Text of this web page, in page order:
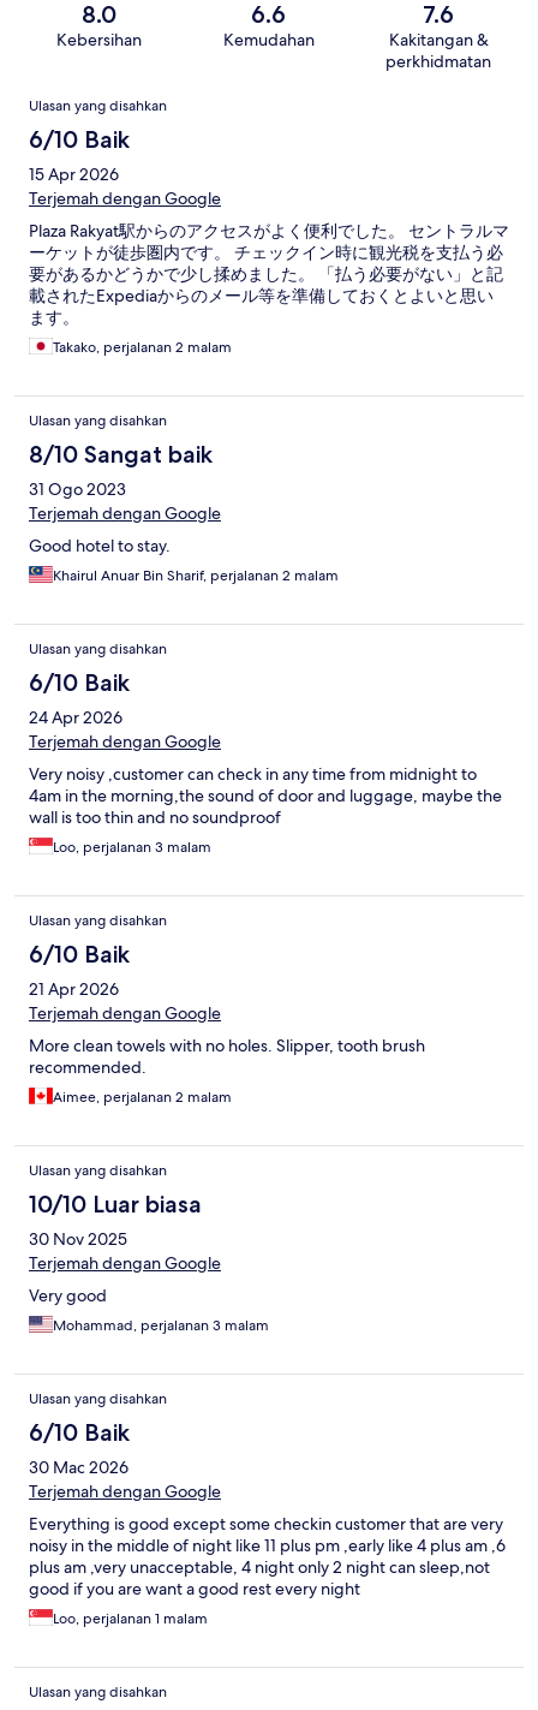
8.0
Kebersihan
6.6
Kemudahan
7.6
Kakitangan &
perkhidmatan
Ulasan
Ulasan yang disahkan
6/10 Baik
15 Apr 2026
Terjemah dengan Google
Plaza Rakyat駅からのアクセスがよく便利でした。 セントラルマ
ーケットが徒歩圏内です。 チェックイン時に観光税を支払う必
要があるかどうかで少し揉めました。 「払う必要がない」と記
載されたExpediaからのメール等を準備しておくとよいと思い
ます。
Takako, perjalanan 2 malam
Ulasan yang disahkan
8/10 Sangat baik
31 Ogo 2023
Terjemah dengan Google
Good hotel to stay.
Khairul Anuar Bin Sharif, perjalanan 2 malam
Ulasan yang disahkan
6/10 Baik
24 Apr 2026
Terjemah dengan Google
Very noisy ,customer can check in any time from midnight to
4am in the morning,the sound of door and luggage, maybe the
wall is too thin and no soundproof
Loo, perjalanan 3 malam
Ulasan yang disahkan
6/10 Baik
21 Apr 2026
Terjemah dengan Google
More clean towels with no holes. Slipper, tooth brush
recommended.
Aimee, perjalanan 2 malam
Ulasan yang disahkan
10/10 Luar biasa
30 Nov 2025
Terjemah dengan Google
Very good
Mohammad, perjalanan 3 malam
Ulasan yang disahkan
6/10 Baik
30 Mac 2026
Terjemah dengan Google
Everything is good except some checkin customer that are very
noisy in the middle of night like 11 plus pm ,early like 4 plus am ,6
plus am ,very unacceptable, 4 night only 2 night can sleep,not
good if you are want a good rest every night
Loo, perjalanan 1 malam
Ulasan yang disahkan